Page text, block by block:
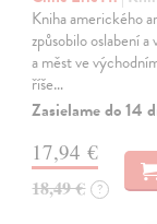
Kniha amerického
způsobilo oslabení
a měst ve
říše…
Zasielame do 14
17,94 €
18,49 € ?